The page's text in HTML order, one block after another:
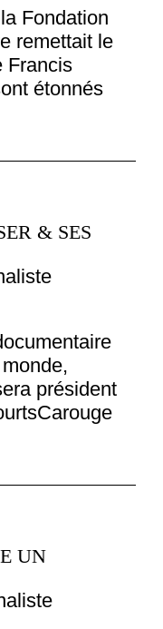
Fondation
remettait le
Francis
étonnés
& SES
président
UN